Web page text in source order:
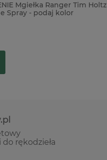
Mgiełka Ranger Tim Holtz
Spray - podaj kolor
rękodzieła